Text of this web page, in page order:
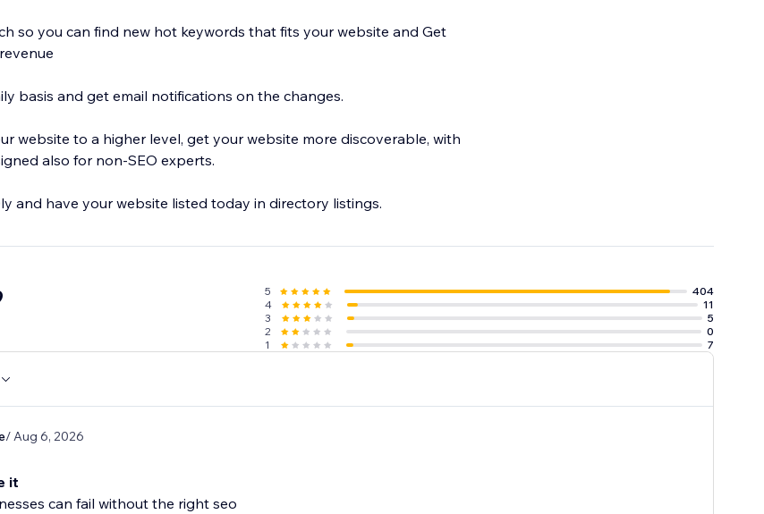
so you can find new hot keywords that fits your website and Get
basis and get email notifications on the changes.
website to a higher level, get your website more discoverable, with
also for non-SEO experts.
and have your website listed today in directory listings.
5
404
4
11
3
5
2
0
1
7
/ Aug 6, 2026
it
can fail without the right seo